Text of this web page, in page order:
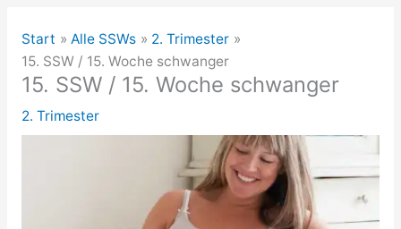
Start Alle SSWs
2. Trimester
15. SSW / 15. Woche schwanger
15. SSW / 15. Woche schwanger
2. Trimester